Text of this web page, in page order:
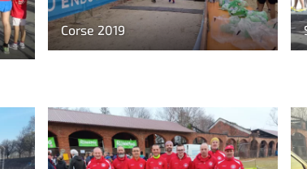
Corse 2019